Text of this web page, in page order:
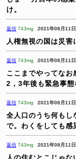
け。
返信 743mg 2021年08月11
人権無視の国は災害
返信 743mg 2021年08月11
ここまでやってなお
2，3年後も緊急事態
返信 743mg 2021年08月11
全人口のうち何も
で。わくをしても感
返信 743mg 2021年08月11
人の住むとこじゃな